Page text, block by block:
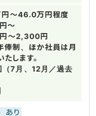
円～46.0万円程度
～
円～2,300円
俸制、ほか社員は月
します。
7月、12月／過去
あり